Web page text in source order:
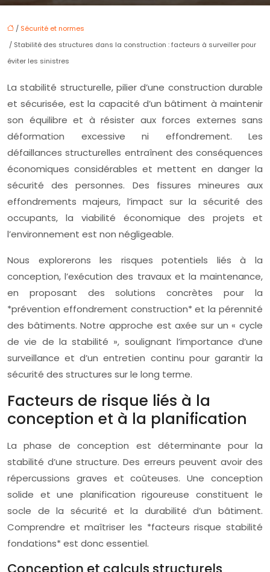
/ Sécurité et normes
/ Stabilité des structures dans la construction : facteurs à surveiller pour
éviter les sinistres
La stabilité structurelle, pilier d’une construction durable
et sécurisée, est la capacité d’un bâtiment à maintenir
son équilibre et à résister aux forces externes sans
déformation excessive ni effondrement. Les
défaillances structurelles entraînent des conséquences
économiques considérables et mettent en danger la
sécurité des personnes. Des fissures mineures aux
effondrements majeurs, l’impact sur la sécurité des
occupants, la viabilité économique des projets et
l’environnement est non négligeable.
Nous explorerons les risques potentiels liés à la
conception, l’exécution des travaux et la maintenance,
en proposant des solutions concrètes pour la
*prévention effondrement construction* et la pérennité
des bâtiments. Notre approche est axée sur un « cycle
de vie de la stabilité », soulignant l’importance d’une
surveillance et d’un entretien continu pour garantir la
sécurité des structures sur le long terme.
Facteurs de risque liés à la
conception et à la planification
La phase de conception est déterminante pour la
stabilité d’une structure. Des erreurs peuvent avoir des
répercussions graves et coûteuses. Une conception
solide et une planification rigoureuse constituent le
socle de la sécurité et la durabilité d’un bâtiment.
Comprendre et maîtriser les *facteurs risque stabilité
fondations* est donc essentiel.